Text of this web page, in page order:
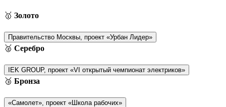
🥇 Золото
Правительство Москвы, проект «Урбан Лидер»
🥈 Серебро
IEK GROUP, проект «VI открытый чемпионат электриков»
🥉 Бронза
«Самолет», проект «Школа рабочих»